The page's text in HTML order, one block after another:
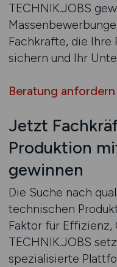
TECHNIK.JOBS
Fachkräfte, die Ihre
sichern und Ihr
Beratung anfordern
Jetzt
Produktion
gewinnen
Die Suche nach
technischen
Faktor für Effizienz,
TECHNIK.JOBS
spezialisierte